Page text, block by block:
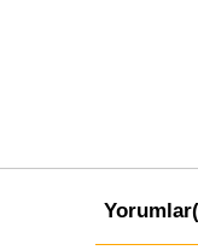
Yorumlar